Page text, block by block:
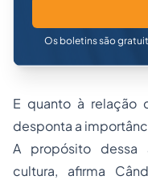
Os boletins são
E quanto à relação
desponta a
A propósito dessa
cultura, afirma